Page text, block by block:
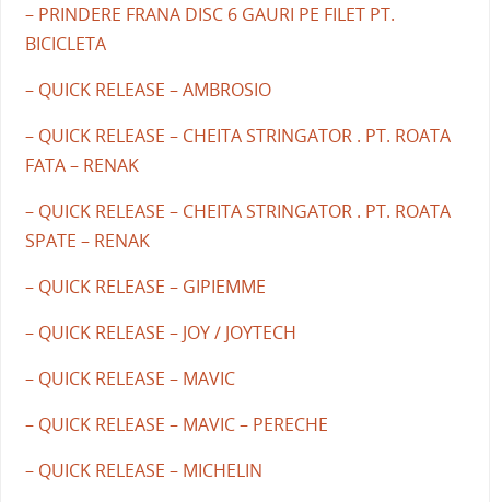
– PRINDERE FRANA DISC 6 GAURI PE FILET PT.
BICICLETA
– QUICK RELEASE – AMBROSIO
– QUICK RELEASE – CHEITA STRINGATOR . PT. ROATA
FATA – RENAK
– QUICK RELEASE – CHEITA STRINGATOR . PT. ROATA
SPATE – RENAK
– QUICK RELEASE – GIPIEMME
– QUICK RELEASE – JOY / JOYTECH
– QUICK RELEASE – MAVIC
– QUICK RELEASE – MAVIC – PERECHE
– QUICK RELEASE – MICHELIN